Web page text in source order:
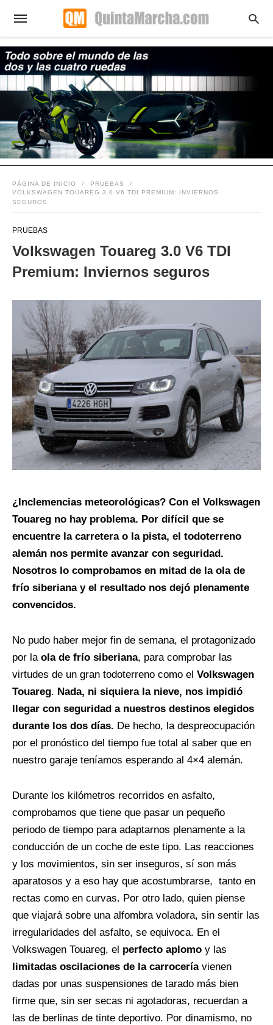
PÁGINA DE INICIO
PRUEBAS
VOLKSWAGEN TOUAREG 3.0 V6 TDI PREMIUM: INVIERNOS
SEGUROS
PRUEBAS
Volkswagen Touareg 3.0 V6 TDI
Premium: Inviernos seguros
¿Inclemencias meteorológicas? Con el Volkswagen
Touareg no hay problema. Por difícil que se
encuentre la carretera o la pista, el todoterreno
alemán nos permite avanzar con seguridad.
Nosotros lo comprobamos en mitad de la ola de
frío siberiana y el resultado nos dejó plenamente
convencidos.
No pudo haber mejor fin de semana, el protagonizado
por la ola de frío siberiana, para comprobar las
virtudes de un gran todoterreno como el Volkswagen
Touareg. Nada, ni siquiera la nieve, nos impidió
llegar con seguridad a nuestros destinos elegidos
durante los dos días. De hecho, la despreocupación
por el pronóstico del tiempo fue total al saber que en
nuestro garaje teníamos esperando al 4×4 alemán.
Durante los kilómetros recorridos en asfalto,
comprobamos que tiene que pasar un pequeño
periodo de tiempo para adaptarnos plenamente a la
conducción de un coche de este tipo. Las reacciones
y los movimientos, sin ser inseguros, sí son más
aparatosos y a eso hay que acostumbrarse, tanto en
rectas como en curvas. Por otro lado, quien piense
que viajará sobre una alfombra voladora, sin sentir las
irregularidades del asfalto, se equivoca. En el
Volkswagen Touareg, el perfecto aplomo y las
limitadas oscilaciones de la carroceríavienen
dadas por unas suspensiones de tarado más bien
firme que, sin ser secas ni agotadoras, recuerdan a
las de berlinas de tinte deportivo. Por dinamismo, no